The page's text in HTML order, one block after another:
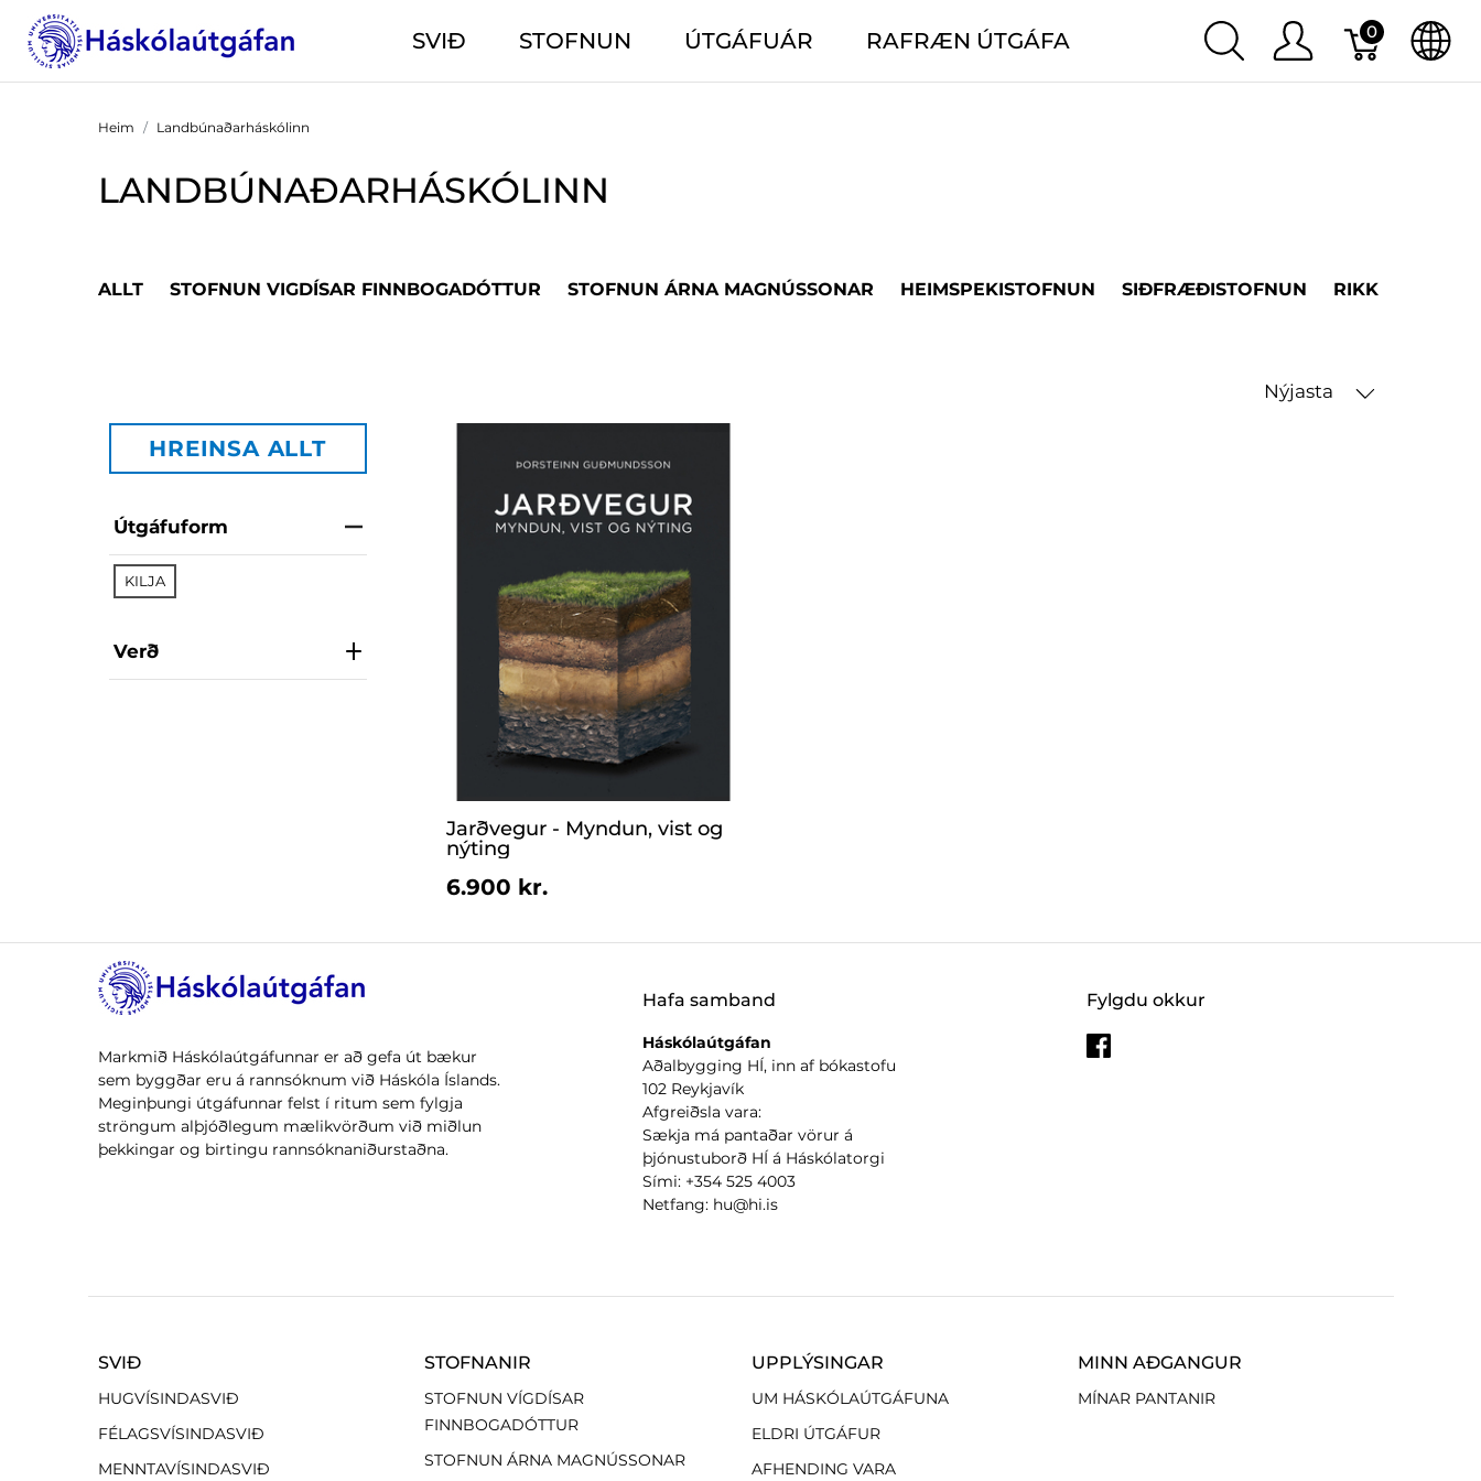
SVIÐ STOFNUN ÚTGÁFUÁR RAFRÆN ÚTGÁFA 0
Heim Landbúnaðarháskólinn
LANDBÚNAÐARHÁSKÓLINN
ALLT STOFNUN VIGDÍSAR FINNBOGADÓTTUR STOFNUN ÁRNA MAGNÚSSONAR HEIMSPEKISTOFNUN SIÐFRÆÐISTOFNUN RIKK
Nýjasta
HREINSA ALLT
Útgáfuform
KILJA
Verð
Jarðvegur - Myndun, vist og
nýting
6.900 kr.
Markmið Háskólaútgáfunnar er að gefa út bækur
sem byggðar eru á rannsóknum við Háskóla Íslands.
Meginþungi útgáfunnar felst í ritum sem fylgja
ströngum alþjóðlegum mælikvörðum við miðlun
þekkingar og birtingu rannsóknaniðurstaðna.
Fylgdu okkur
Hafa samband
Háskólaútgáfan
Aðalbygging HÍ, inn af bókastofu
102 Reykjavík
Afgreiðsla vara:
Sækja má pantaðar vörur á
þjónustuborð HÍ á Háskólatorgi
Sími: +354 525 4003
Netfang: hu@hi.is
SVIÐ
HUGVÍSINDASVIÐ
FÉLAGSVÍSINDASVIÐ
MENNTAVÍSINDASVIÐ
STOFNANIR
STOFNUN VÍGDÍSAR
FINNBOGADÓTTUR
STOFNUN ÁRNA MAGNÚSSONAR
UPPLÝSINGAR
UM HÁSKÓLAÚTGÁFUNA
ELDRI ÚTGÁFUR
AFHENDING VARA
MINN AÐGANGUR
MÍNAR PANTANIR